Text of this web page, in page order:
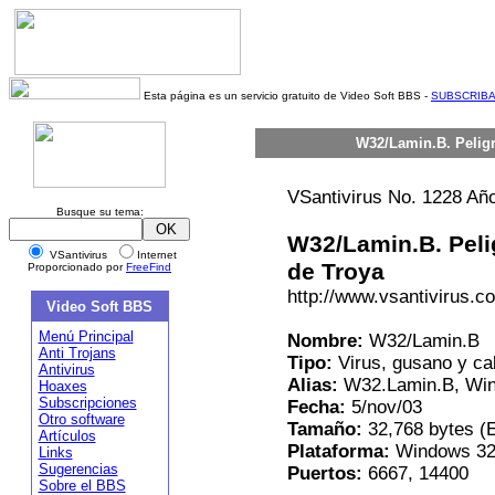
Esta página es un servicio gratuito de Video Soft BBS -
Busque su tema:
VSantivirus
Internet
Proporcionado porFreeFind
Video Soft BBS
Menú Principal
Anti Trojans
Antivirus
Hoaxes
Subscripciones
Otro software
Artículos
Links
Sugerencias
Sobre el BBS
W32/Lamin.B.
VSantivirus No. 1228
W32/Lamin.B.
de Troya
http://
Nombre: W32/Lamin.B
Tipo: Virus, gusano y
Alias: W32.Lamin.B,
Fecha: 5/nov/03
Tamaño: 32,768 bytes
Plataforma: Windows
Puertos: 6667, 14400